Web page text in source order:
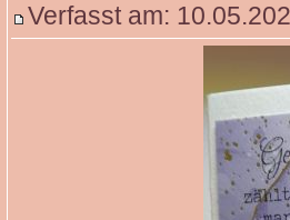
Verfasst am: